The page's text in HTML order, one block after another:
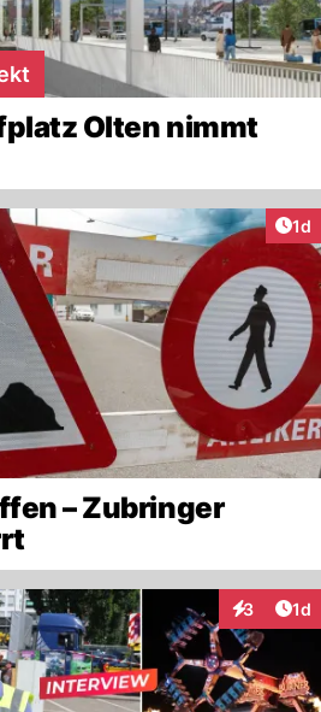
Olten nimmt
1d
– Zubringer
3 1d